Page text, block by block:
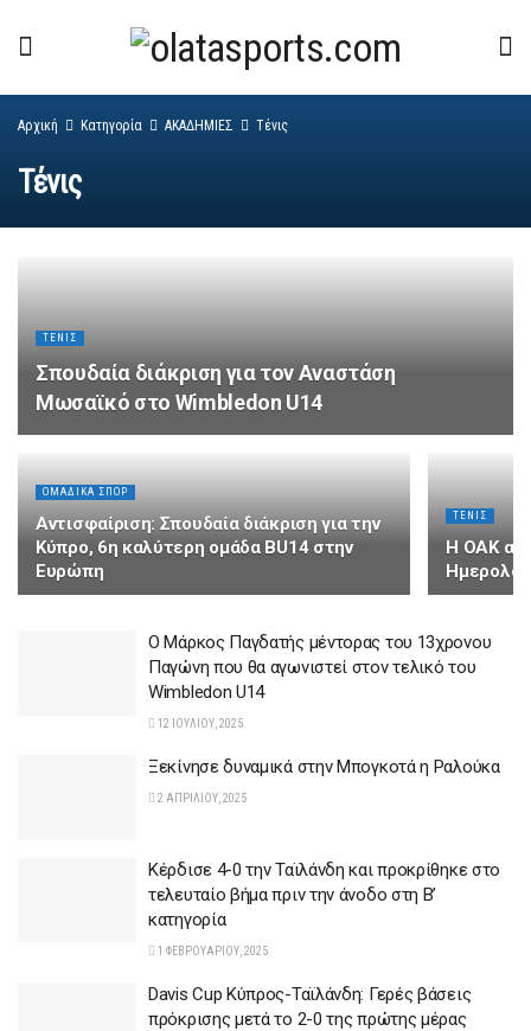
Αρχική Κατηγορία ΑΚΑΔΗΜΙΕΣ Τένις
Τένις
ΤΈΝΙΣ
Σπουδαία διάκριση για τον Αναστάση
Μωσαϊκό στο Wimbledon U14
ΟΜΑΔΙΚΑ ΣΠΟΡ
Αντισφαίριση: Σπουδαία διάκριση για την
Κύπρο, 6η καλύτερη ομάδα ΒU14 στην
Ευρώπη
ΤΈΝΙΣ
Η ΟΑΚ
Ο Μάρκος Παγδατής μέντορας του 13χρονου
Παγώνη που θα αγωνιστεί στον τελικό του
Wimbledon U14
12 ΙΟΥΛΊΟΥ, 2025
Ξεκίνησε δυναμικά στην Μπογκοτά η Ραλούκα
2 ΑΠΡΙΛΊΟΥ, 2025
Κέρδισε 4-0 την Ταϊλάνδη και προκρίθηκε στο
τελευταίο βήμα πριν την άνοδο στη Β’
κατηγορία
1 ΦΕΒΡΟΥΑΡΊΟΥ, 2025
Davis Cup Κύπρος-Ταϊλάνδη: Γερές βάσεις
πρόκρισης μετά το 2-0 της πρώτης μέρας